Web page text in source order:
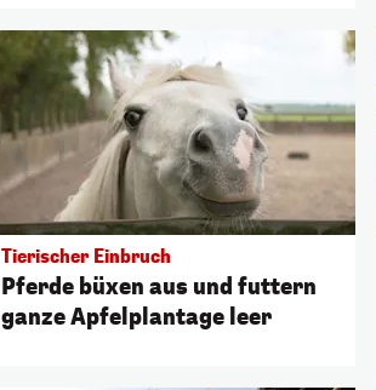
Tierischer Einbruch
Pferde büxen aus und futtern
ganze Apfelplantage leer